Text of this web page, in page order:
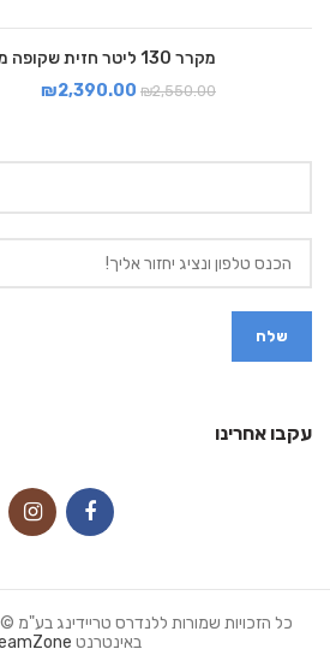
מקרר 130 ליטר חזית שקופה מסגרת נירוסטה
₪2,550.00
₪2,390.00
עקבו אחרינו
כל הזכויות שמורות ללנדרס טריידינג בע"מ ©
באינטרנט